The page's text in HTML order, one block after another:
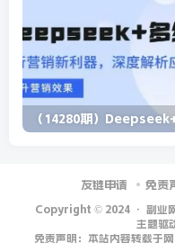
友链申请 免责
Copyright © 2024 · 副业
主题驱
免责声明：本站内容转载于